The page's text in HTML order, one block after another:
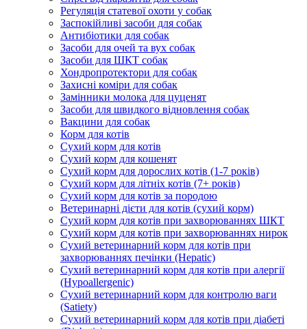
Регуляція статевої охоти у собак
Заспокійливі засоби для собак
Антибіотики для собак
Засоби для очей та вух собак
Засоби для ШКТ собак
Хондропротектори для собак
Захисні коміри для собак
Замінники молока для цуценят
Засоби для швидкого відновлення собак
Вакцини для собак
Корм для котів
Сухий корм для котів
Сухий корм для кошенят
Сухий корм для дорослих котів (1-7 років)
Сухий корм для літніх котів (7+ років)
Сухий корм для котів за породою
Ветеринарні дієти для котів (сухий корм)
Сухий корм для котів при захворюваннях ШКТ
Сухий корм для котів при захворюваннях нирок
Сухий ветеринарний корм для котів при
захворюваннях печінки (Hepatic)
Сухий ветеринарний корм для котів при алергії
(Hypoallergenic)
Сухий ветеринарний корм для контролю ваги
(Satiety)
Сухий ветеринарний корм для котів при діабеті